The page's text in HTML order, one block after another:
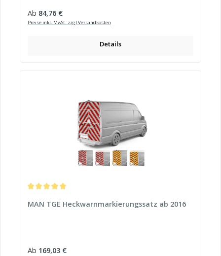
Regulärer Preis:
Ab 84,76 €
Preise inkl. MwSt. zzgl Versandkosten
Details
MAN TGE Heckwarnmarkierungssatz ab 2016
Regulärer Preis:
Ab 169,03 €